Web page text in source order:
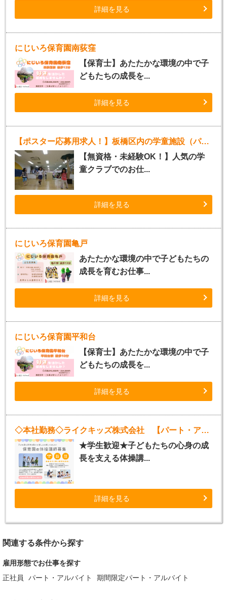
詳細を見る
にじいろ保育園南荻窪
【保育士】あたたかな環境の中で子
どもたちの成長を...
詳細を見る
【ポスター応募用求人！】板橋区内の学童施設（パート指導員）
【無資格・未経験OK！】人気の学
童クラブでのお仕...
詳細を見る
にじいろ保育園亀戸
あたたかな環境の中で子どもたちの
成長を育むお仕事...
詳細を見る
にじいろ保育園平和台
【保育士】あたたかな環境の中で子
どもたちの成長を...
詳細を見る
◇本社勤務◇ライクキッズ株式会社 【パート・アルバイト体操講師】
★学生歓迎★子どもたちの心身の成
長を支える体操講...
詳細を見る
関連する条件から探す
雇用形態でお仕事を探す
正社員
パート・アルバイト 期間限定パート・アルバイト